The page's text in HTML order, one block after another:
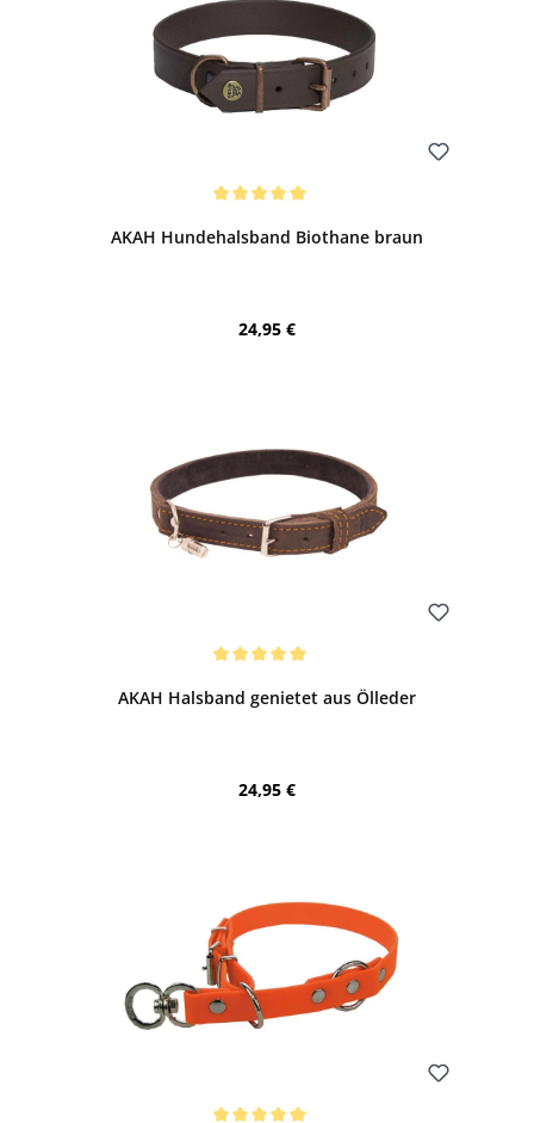
AKAH Hundehalsband Biothane braun
Regulärer Preis:
24,95 €
AKAH Halsband genietet aus Ölleder
Regulärer Preis:
24,95 €